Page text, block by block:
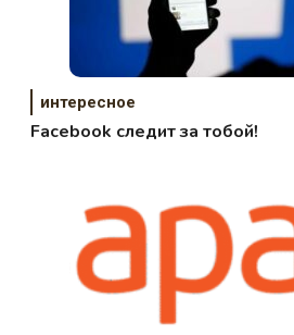
интересное
Facebook следит за тобой!